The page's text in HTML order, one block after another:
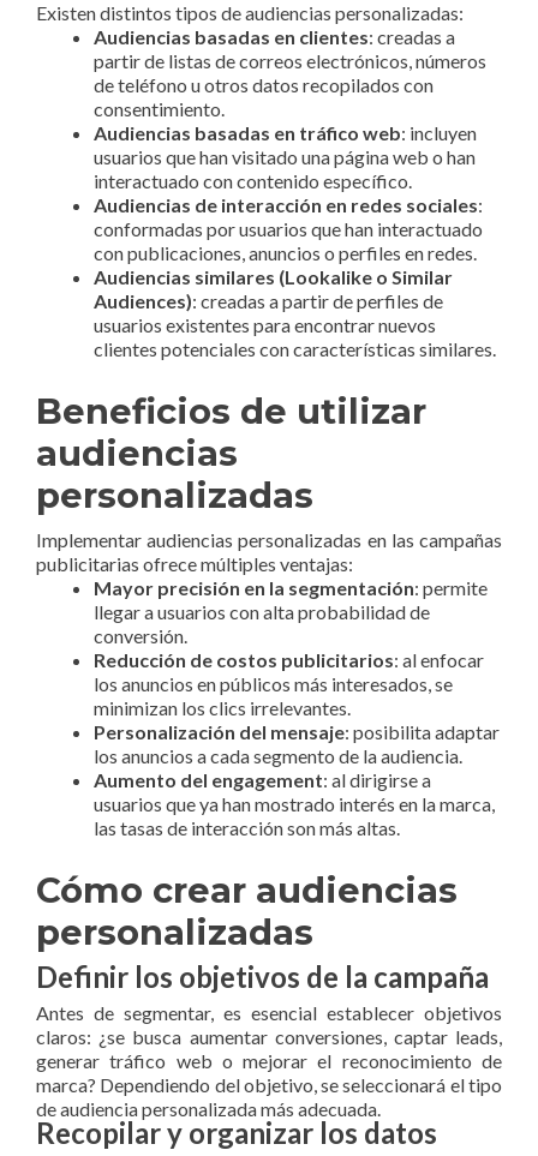
Existen distintos tipos de audiencias personalizadas:
Audiencias basadas en clientes: creadas a
partir de listas de correos electrónicos, números
de teléfono u otros datos recopilados con
consentimiento.
Audiencias basadas en tráfico web: incluyen
usuarios que han visitado una página web o han
interactuado con contenido específico.
Audiencias de interacción en redes sociales:
conformadas por usuarios que han interactuado
con publicaciones, anuncios o perfiles en redes.
Audiencias similares (Lookalike o Similar
Audiences): creadas a partir de perfiles de
usuarios existentes para encontrar nuevos
clientes potenciales con características similares.
Beneficios de utilizar
audiencias
personalizadas
Implementar audiencias personalizadas en las campañas
publicitarias ofrece múltiples ventajas:
Mayor precisión en la segmentación: permite
llegar a usuarios con alta probabilidad de
conversión.
Reducción de costos publicitarios: al enfocar
los anuncios en públicos más interesados, se
minimizan los clics irrelevantes.
Personalización del mensaje: posibilita adaptar
los anuncios a cada segmento de la audiencia.
Aumento del engagement: al dirigirse a
usuarios que ya han mostrado interés en la marca,
las tasas de interacción son más altas.
Cómo crear audiencias
personalizadas
Definir los objetivos de la campaña
Antes de segmentar, es esencial establecer objetivos
claros: ¿se busca aumentar conversiones, captar leads,
generar tráfico web o mejorar el reconocimiento de
marca? Dependiendo del objetivo, se seleccionará el tipo
de audiencia personalizada más adecuada.
Recopilar y organizar los datos